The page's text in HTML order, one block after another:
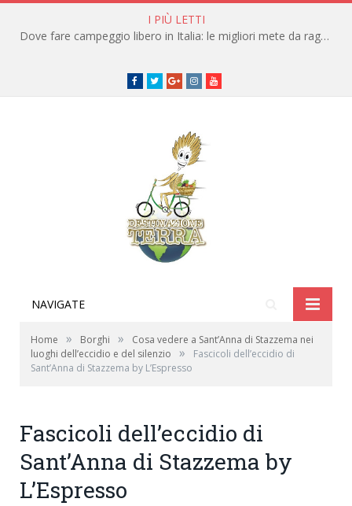
I PIÙ LETTI
Dove fare campeggio libero in Italia: le migliori mete da raggiungere in traghetto
Facebook
TwitterGoogle+instagramyoutube
NAVIGATE
Home » Borghi »
Cosa vedere a Sant’Anna di Stazzema nei
luoghi dell’eccidio e del silenzio
»
Fascicoli dell’eccidio di
Sant’Anna di Stazzema by L’Espresso
Fascicoli dell’eccidio di
Sant’Anna di Stazzema by
L’Espresso